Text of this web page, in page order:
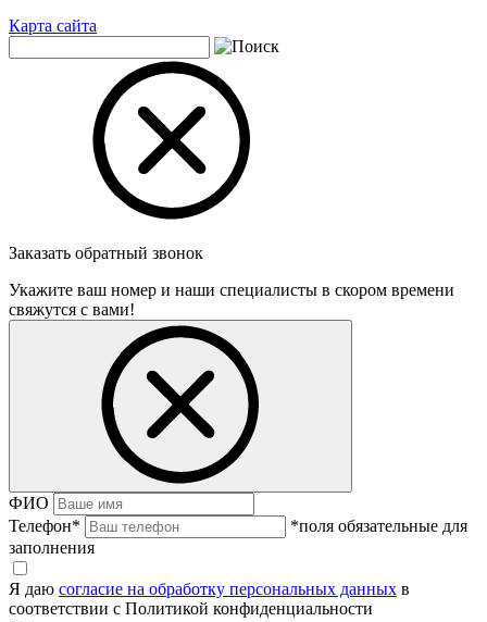
Карта сайта
Заказать обратный звонок
Укажите ваш номер и наши специалисты в скором времени
свяжутся с вами!
ФИО
Телефон*
*поля обязательные для
заполнения
Я даю согласие на обработку персональных данных в
соответствии с Политикой конфиденциальности